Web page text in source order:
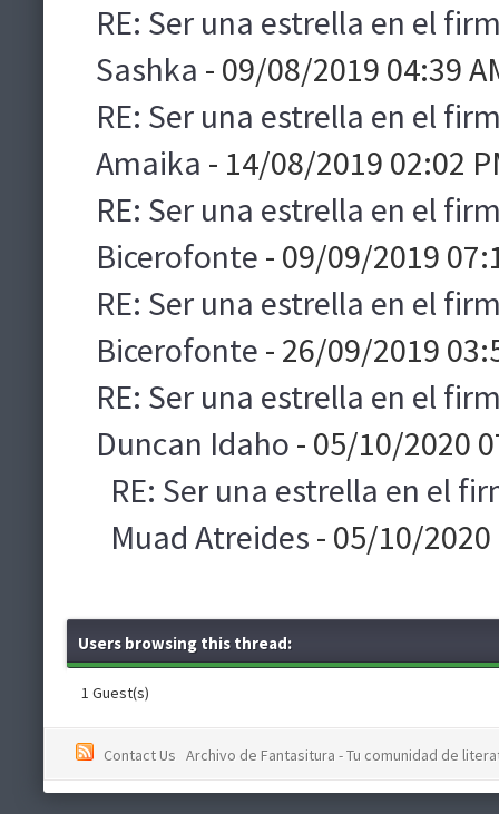
RE: Ser una estrella en el
Sashka - 09/08/2019 04:39
RE: Ser una estrella en el
Amaika - 14/08/2019 02:02
RE: Ser una estrella en el
Bicerofonte - 09/09/2019
RE: Ser una estrella en el
Bicerofonte - 26/09/2019
RE: Ser una estrella en el
Duncan Idaho - 05/10/2020
RE: Ser una estrella en el
Muad Atreides - 05/10/2020
Users browsing this thread:
1 Guest(s)
Contact Us Archivo de Fantasitura - Tu comunidad de